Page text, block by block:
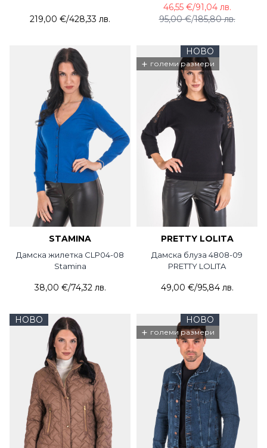
219,00 €/428,33 лв. 95,00 €/185,80 лв.
46,55 €/91,04 лв.
STAMINA
Дамска жилетка CLP04-08
Stamina
38,00 €/74,32 лв.
НОВО
+ големи размери
PRETTY LOLITA
Дамска блуза 4808-09
PRETTY LOLITA
49,00 €/95,84 лв.
НОВО НОВО
+ големи размери